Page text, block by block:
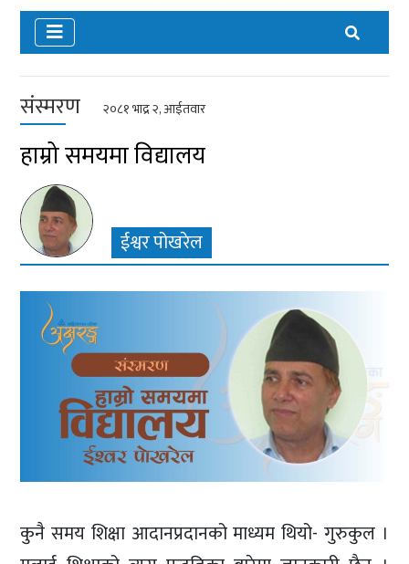
संस्मरण २०८१ भाद्र २, आईतवार
हाम्रो समयमा विद्यालय
ईश्वर पोखरेल
कुनै समय शिक्षा आदानप्रदानको माध्यम थियो- गुरुकुल ।